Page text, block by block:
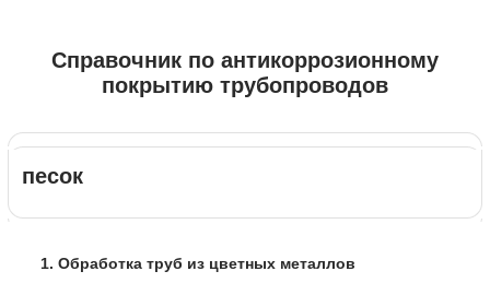
Справочник по антикоррозионному
покрытию трубопроводов
песок
1. Обработка труб из цветных металлов